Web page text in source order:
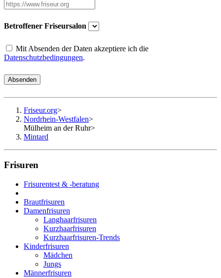
Betroffener Friseursalon
Mit Absenden der Daten akzeptiere ich die
Datenschutzbedingungen.
Absenden
Friseur.org>
Nordrhein-Westfalen>
Mülheim an der Ruhr>
Mintard
Frisuren
Frisurentest & -beratung
Brautfrisuren
Damenfrisuren
Langhaarfrisuren
Kurzhaarfrisuren
Kurzhaarfrisuren-Trends
Kinderfrisuren
Mädchen
Jungs
Männerfrisuren